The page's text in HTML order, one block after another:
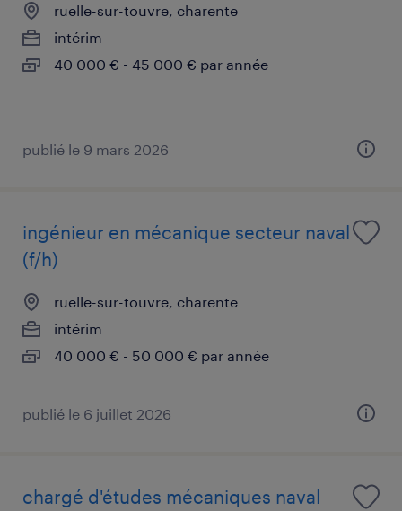
ruelle-sur-touvre, charente
intérim
40 000 € - 45 000 € par année
publié le 9 mars 2026
ingénieur en mécanique secteur naval
(f/h)
ruelle-sur-touvre, charente
intérim
40 000 € - 50 000 € par année
publié le 6 juillet 2026
chargé d'études mécaniques naval